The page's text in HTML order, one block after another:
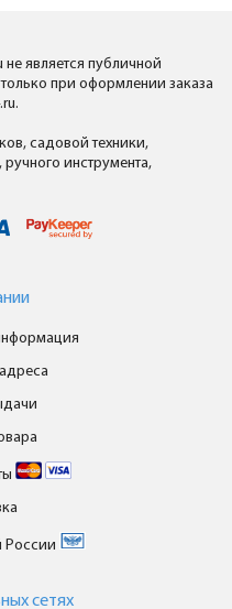
является публичной
при оформлении заказа
садовой техники,
инструмента,
России
сетях